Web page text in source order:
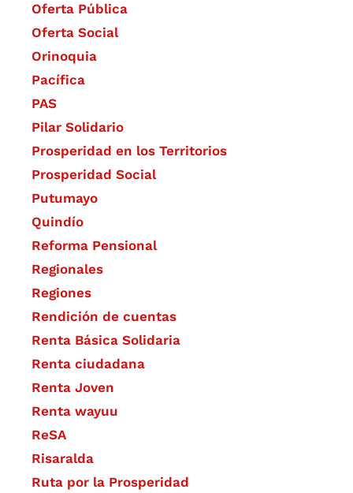
Oferta Pública
Oferta Social​​
Orinoquia
Pacífica
PAS
Pilar Solidario
Prosperidad en los Territorios
Prosperidad Social
Putumayo
Quindío
Reforma Pensional
Regionales
Regiones
Rendición de cuentas
Renta Básica Solidaria
Renta ciudadana
Renta Joven
Renta wayuu
ReSA
Risaralda
Ruta por la Prosperidad